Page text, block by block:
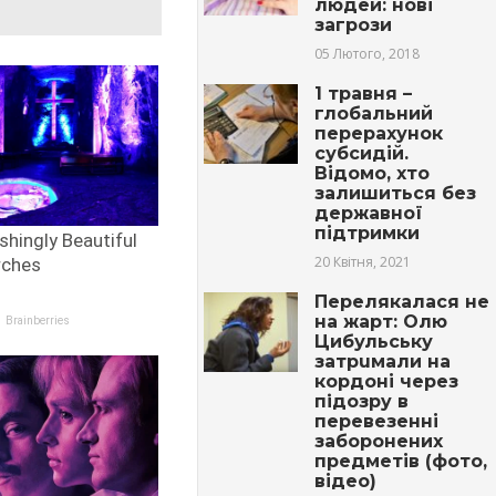
людей: нові
загрози
05 Лютого, 2018
1 травня –
глобальний
перерахунок
субсидій.
Відомо, хто
залишиться без
державної
підтримки
20 Квітня, 2021
Пeрeлякалася не
на жарт: Олю
Цибульську
зaтрuмaли на
кордоні через
пiдoзрy в
перевезенні
забoрoнeних
предметів (фото,
відео)